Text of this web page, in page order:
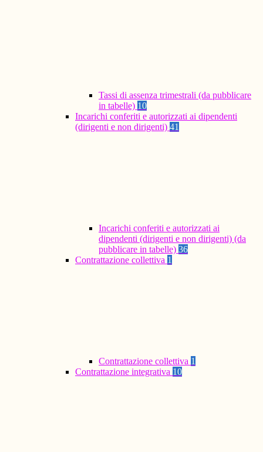
Tassi di assenza trimestrali (da pubblicare
in tabelle) 10
Incarichi conferiti e autorizzati ai dipendenti
(dirigenti e non dirigenti) 41
Incarichi conferiti e autorizzati ai
dipendenti (dirigenti e non dirigenti) (da
pubblicare in tabelle) 36
Contrattazione collettiva 1
Contrattazione collettiva 1
Contrattazione integrativa 10